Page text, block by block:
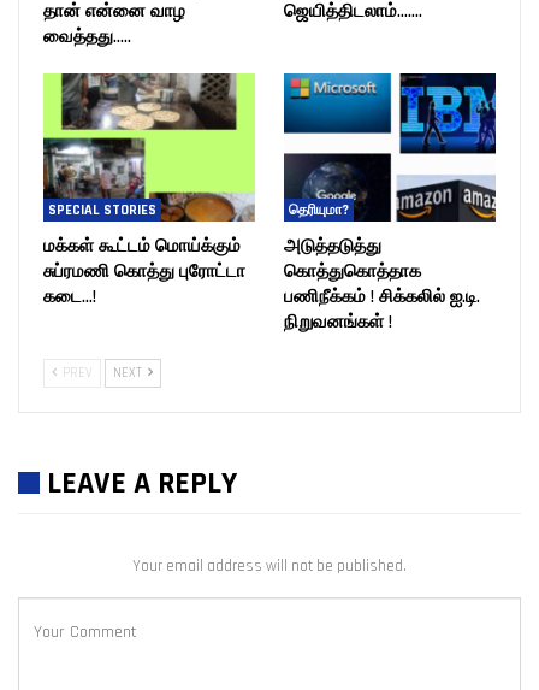
தான் என்னை வாழ
வைத்தது…..
ஜெயித்திடலாம்…….
SPECIAL STORIES
மக்கள் கூட்டம் மொய்க்கும்
சுப்ரமணி கொத்து புரோட்டா
கடை…!
தெரியுமா?
அடுத்தடுத்து
கொத்துகொத்தாக
பணிநீக்கம் ! சிக்கலில் ஐ.டி.
நிறுவனங்கள் !
PREV NEXT
LEAVE A REPLY
Your email address will not be published.